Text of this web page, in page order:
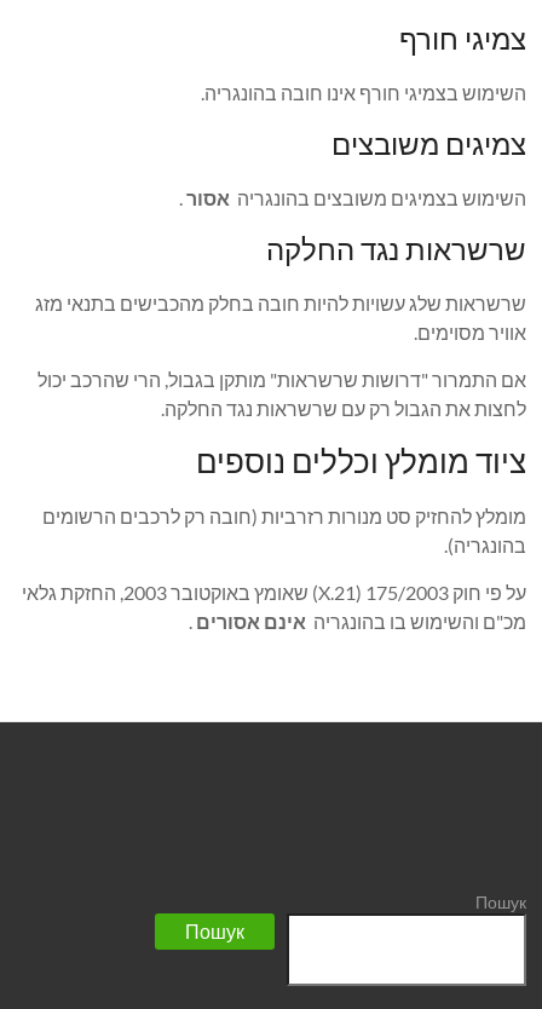
צמיגי חורף
השימוש בצמיגי חורף אינו חובה בהונגריה.
צמיגים משובצים
השימוש בצמיגים משובצים בהונגריה אסור
שרשראות נגד החלקה
שרשראות שלג עשויות להיות חובה בחלק מהכבישים בתנאי מזג
אוויר מסוימים.
אם התמרור "דרושות שרשראות" מותקן בגבול, הרי שהרכב יכול
לחצות את הגבול רק עם שרשראות נגד החלקה.
ציוד מומלץ וכללים נוספים
מומלץ להחזיק סט מנורות רזרביות (חובה רק לרכבים הרשומים
בהונגריה).
על פי חוק 175/2003 (X.21) שאומץ באוקטובר 2003, החזקת גלאי
מכ"ם והשימוש בו בהונגריה אינם אסורים
Пошук
Пошук